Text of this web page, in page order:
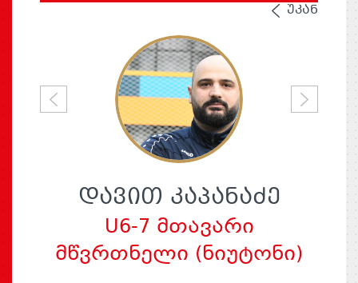
ᲣᲙᲐᲜ
ᲓᲐᲕᲘᲗ ᲙᲐᲞᲐᲜᲐᲫᲔ
U6-7 მთავარი
მწვრთნელი (ნიუტონი)
P
r
s
N
e